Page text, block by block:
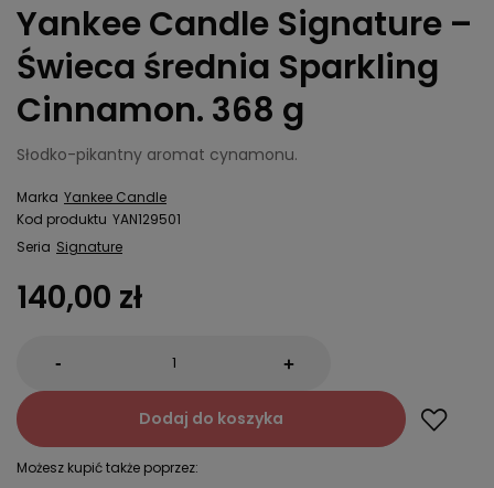
Yankee Candle Signature –
Świeca średnia Sparkling
Cinnamon. 368 g
Słodko-pikantny aromat cynamonu.
Marka Yankee Candle
Kod produktu YAN129501
Seria Signature
140,00 zł
- +
Dodaj do koszyka
Możesz kupić także poprzez: